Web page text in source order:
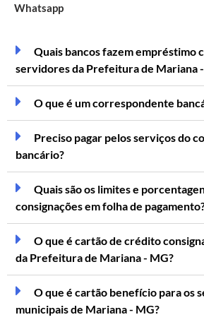
Whatsapp
Quais bancos fazem empréstimo
servidores da Prefeitura de Mariana
O que é um correspondente
Preciso pagar pelos serviços do
bancário?
Quais são os limites e
consignações em folha de
O que é cartão de crédito
da Prefeitura de Mariana - MG?
O que é cartão benefício para os
municipais de Mariana - MG?